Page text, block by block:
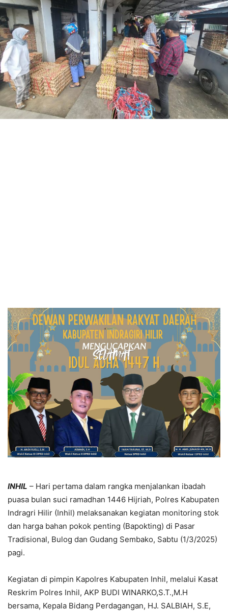
INHIL – Hari pertama dalam rangka menjalankan ibadah
puasa bulan suci ramadhan 1446 Hijriah, Polres Kabupaten
Indragri Hilir (Inhil) melaksanakan kegiatan monitoring stok
dan harga bahan pokok penting (Bapokting) di Pasar
Tradisional, Bulog dan Gudang Sembako, Sabtu (1/3/2025)
pagi.
Kegiatan di pimpin Kapolres Kabupaten Inhil, melalui Kasat
Reskrim Polres Inhil, AKP BUDI WINARKO,S.T.,M.H
bersama, Kepala Bidang Perdagangan, HJ. SALBIAH, S.E,